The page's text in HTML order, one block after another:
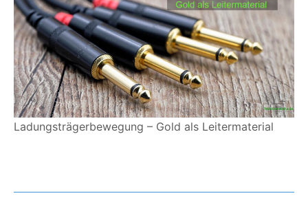
Ladungsträgerbewegung – Gold als Leitermaterial